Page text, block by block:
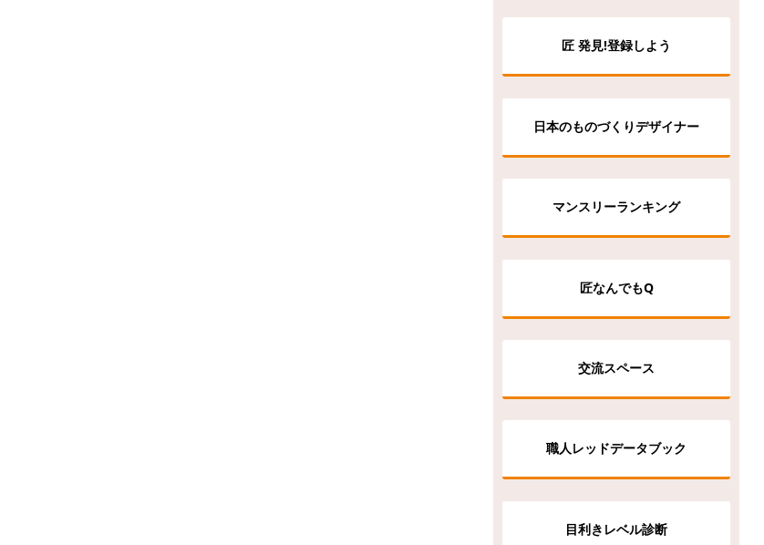
匠 発見!登録しよう
日本のものづくりデザイナー
マンスリーランキング
匠なんでもQ
交流スペース
職人レッドデータブック
目利きレベル診断